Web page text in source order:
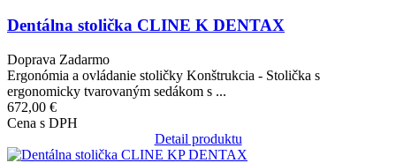
Dentálna stolička CLINE K DENTAX
Doprava Zadarmo
Ergonómia a ovládanie stoličky Konštrukcia - Stolička s
ergonomicky tvarovaným sedákom s ...
672,00 €
Cena s DPH
Detail produktu
Obrázok